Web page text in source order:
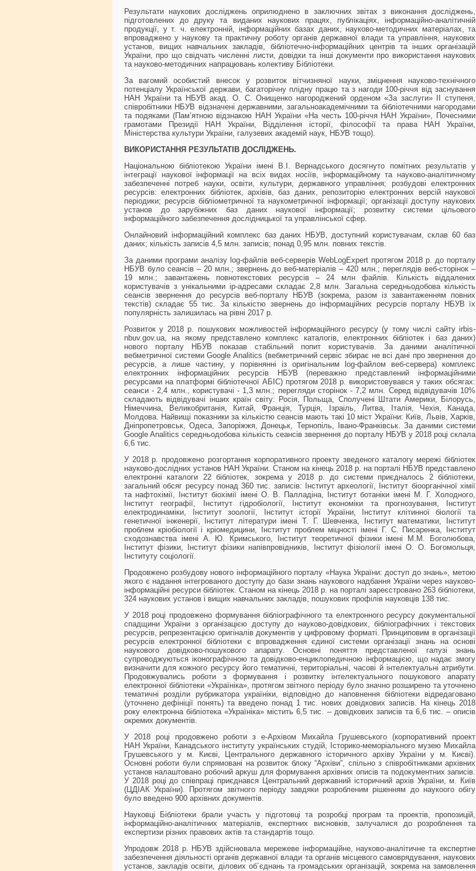
Результати наукових досліджень оприлюднено в заключних звітах з виконання досліджень,
підготовлених до друку та виданих наукових працях, публікаціях, інформаційно-аналітичній
продукції, у т. ч. електронній, інформаційних базах даних, науково-методичних матеріалах, та
впроваджено у наукову та практичну роботу органів державної влади та управління, наукових
установ, вищих навчальних закладів, бібліотечно-інформаційних центрів та інших організацій
України, про що свідчать численні листи, довідки та інші документи про використання наукових
та науково-методичних напрацювань колективу Бібліотеки.
За вагомий особистий внесок у розвиток вітчизняної науки, зміцнення науково-технічного
потенціалу Української держави, багаторічну плідну працю та з нагоди 100-річчя від заснування
НАН України та НБУВ акад. О. С. Онищенко нагороджений орденом «За заслуги» II ступеня,
співробітники НБУВ відзначені державними, загальноакадемічними та бібліотечними нагородами
та подяками (Пам’ятною відзнакою НАН України «На честь 100-річчя НАН України», Почесними
грамотами Президії НАН України, Відділення історії, філософії та права НАН України,
Міністерства культури України, галузевих академій наук, НБУВ тощо).
ВИКОРИСТАННЯ РЕЗУЛЬТАТІВ ДОСЛІДЖЕНЬ.
Національною бібліотекою України імені В.I. Вернадського досягнуто помітних результатів у
інтеграції наукової інформації на всіх видах носіїв, інформаційному та науково-аналітичному
забезпеченні потреб науки, освіти, культури, державного управління; розбудові електронних
ресурсів: електронних бібліотек, архівів, баз даних, репозиторію електронних версій наукової
періодики; ресурсів бібліометричної та наукометричної інформації; організації доступу наукових
установ до зарубіжних баз даних наукової інформації; розвитку системи цільового
інформаційного забезпечення дослідницької та управлінської сфер.
Онлайновий інформаційний комплекс баз даних НБУВ, доступний користувачам, склав 60 баз
даних; кількість записів 4,5 млн. записів; понад 0,95 млн. повних текстів.
За даними програми аналізу log-файлів веб-серверів WebLogExpert протягом 2018 р. до порталу
НБУВ було сеансів – 20 млн.; звернень до веб-матеріалів – 420 млн.; переглядів веб-сторінок –
19 млн.; завантажень повнотекстових ресурсів – 24 млн файлів. Кількість віддалених
користувачів з унікальними ір-адресами складає 2,8 млн. Загальна середньодобова кількість
сеансів звернення до ресурсів веб-порталу НБУВ (зокрема, разом із завантаженням повних
текстів) складає 55 тис. За кількістю звернень до інформаційних ресурсів порталу НБУВ їх
популярність залишилась на рівні 2017 р.
Розвиток у 2018 р. пошукових можливостей інформаційного ресурсу (у тому числі сайту irbis-
nbuv.gov.ua, на якому представлено комплекс каталогів, електронних бібліотек і баз даних)
нового порталу НБУВ показав стабільний попит користувачів. За даними аналітичної
вебметричної системи Google Analitics (вебметричний сервіс збирає не всі дані про звернення до
ресурсів, а лише частину, у порівнянні із оригінальним log-файлом веб-сервера) комплекс
електронних інформаційних ресурсів НБУВ (переважно представлений інформаційними
ресурсами на платформі бібліотечної АБІС) протягом 2018 р. використовувався у таких обсягах:
сеанси - 2,4 млн., користувачі - 1,3 млн.; перегляди сторінок - 7,2 млн. Серед відвідувачів 10%
складають відвідувачі інших країн світу: Росія, Польща, Сполучені Штати Америки, Білорусь,
Німеччина, Великобританія, Китай, Франція, Турція, Ізраіль, Литва, Італія, Чехія, Канада,
Молдова. Найвищі показники за кількістю сеансів мають такі 10 міст України: Київ, Львів, Харків,
Дніпропетровськ, Одеса, Запоріжжя, Донецьк, Тернопіль, Івано-Франківськ. За даними системи
Google Analitics середньодобова кількість сеансів звернення до порталу НБУВ у 2018 році склала
6,6 тис.
У 2018 р. продовжено розгортання корпоративного проекту зведеного каталогу мережі бібліотек
науково-дослідних установ НАН України. Станом на кінець 2018 р. на порталі НБУВ представлено
електронні каталоги 22 бібліотек, зокрема у 2018 р. до системи приєдналось 2 бібліотеки,
загальний обсяг ресурсу понад 360 тис. записів: Інститут археології, Інститут біоорганічної хімії
та нафтохімії, Інститут біохімії імені О. В. Палладіна, Інститут ботаніки імені М. Г. Холодного,
Інститут географії, Інститут гідробіології, Інститут економіки та прогнозування, Інститут
електродинаміки, Інститут зоології, Інститут історії України, Інститут клітинної біології та
генетичної інженерії, Інститут літератури імені Т. Г. Шевченка, Інститут математики, Інститут
проблем кріобіології і кріомедицини, Інститут проблем міцності імені Г. С. Писаренка, Інститут
сходознавства імені А. Ю. Кримського, Інститут теоретичної фізики імені М.М. Боголюбова,
Інститут фізики, Інститут фізики напівпровідників, Інститут фізіології імені О. О. Богомольця,
Інституту соціології.
Продовжено розбудову нового інформаційного порталу «Наука України: доступ до знань», метою
якого є надання інтегрованого доступу до бази знань наукового надбання України через науково-
інформаційні ресурси бібліотек. Станом на кінець 2018 р. на порталі зареєстровано 263 бібліотеки,
324 наукових установ і вищих навчальних закладів, пошукових профілів науковців 138 тис.
У 2018 році продовжено формування бібліографічного та електронного ресурсу документальної
спадщини України з організацією доступу до науково-довідкових, бібліографічних і текстових
ресурсів, репрезентацією оригіналів документів у цифровому форматі. Принциповим в організації
ресурсів електронної бібліотеки є впровадження єдиної системи організації знань на основі
наукового довідково-пошукового апарату. Основні поняття представленої галузі знань
супроводжуються іконографічною та довідково-енциклопедичною інформацією, що надає змогу
визначити для кожного ресурсу його тематичні, територіальні, часові й інтелектуальні атрибути.
Продовжувались роботи з формування і розвитку інтелектуального пошукового апарату
електронної бібліотеки «Україніка», протягом звітного періоду було значно розширено та уточнено
тематичні розділи рубрикатора україніки, відповідно до наповнення бібліотеки відредаговано
(уточнено дефініції понять) та введено понад 1 тис. нових довідкових записів. На кінець 2018
року електронна бібліотека «Україніка» містить 6,5 тис. – довідкових записів та 6,6 тис. – описів
окремих документів.
У 2018 році продовжено роботи з е-Архівом Михайла Грушевського (корпоративний проект
НАН України, Канадського інституту українських студій, Історико-меморіального музею Михайла
Грушевського у м. Києві, Центрального державного історичного архіву України у м. Києві).
Основні роботи були спрямовані на розвиток блоку “Архіви”, спільно з співробітниками архівних
установ налаштовано робочий аркуш для формування архівних описів та подокументних записів.
У 2018 році до співпраці приєднався Центральний державний історичний архів України, м. Київ
(ЦДІАК України). Протягом звітного періоду завдяки розробленим рішенням до наукоого обігу
було введено 900 архівних документів.
Науковці Бібліотеки брали участь у підготовці та розробці програм та проектів, пропозицій,
інформаційно-аналітичних матеріалів, експертних висновків, залучалися до розроблення та
експертизи різних правових актів та стандартів тощо.
Упродовж 2018 р. НБУВ здійснювала мережеве інформаційне, науково-аналітичне та експертне
забезпечення діяльності органів державної влади та органів місцевого самоврядування, наукових
установ, закладів освіти, ділових об`єднань та громадських організацій, зокрема на замовлення